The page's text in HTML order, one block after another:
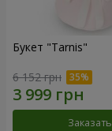
Букет "Tarnis"
6 152 грн
Заказать